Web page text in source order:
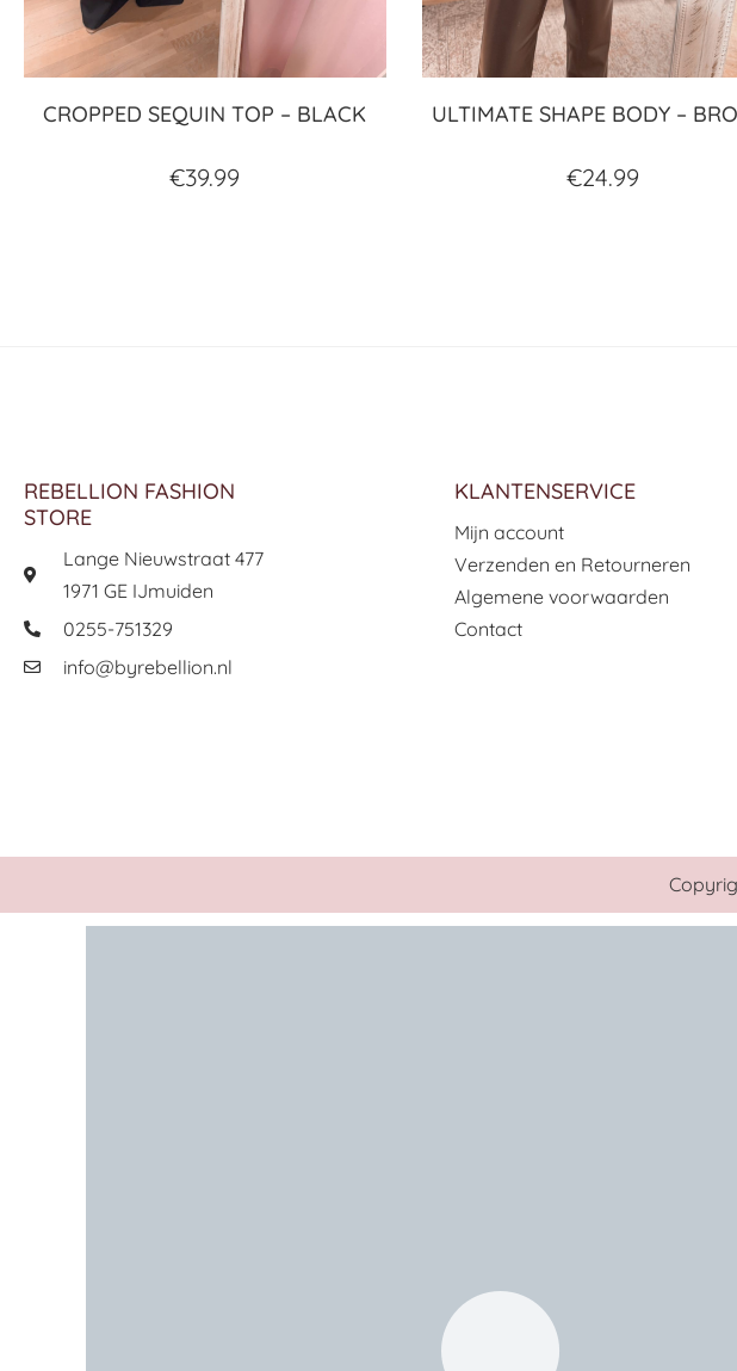
CROPPED SEQUIN TOP – BLACK
€39.99
ULTIMATE SHAPE BODY –
€24.99
REBELLION FASHION
STORE
Lange Nieuwstraat 477
1971 GE IJmuiden
0255-751329
info@byrebellion.nl
KLANTENSERVICE
Mijn account
Verzenden en Retourneren
Algemene voorwaarden
Contact